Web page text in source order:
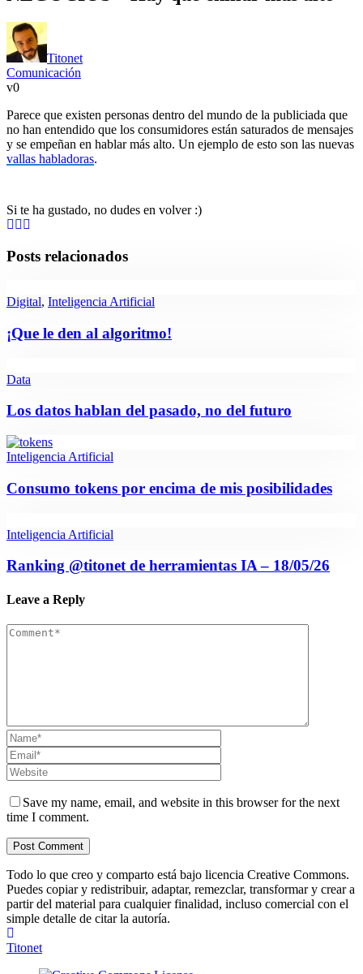
Titonet
Comunicación
0
Parece que existen personas dentro del mundo de la publiciada que
no han entendido que los consumidores están saturados de mensajes
y se empeñan en hablar más alto. Un ejemplo de esto son las nuevas
vallas habladoras.
Si te ha gustado, no dudes en volver :)
Posts relacionados
Digital, Inteligencia Artificial
¡Que le den al algoritmo!
Data
Los datos hablan del pasado, no del futuro
Inteligencia Artificial
Consumo tokens por encima de mis posibilidades
Inteligencia Artificial
Ranking @titonet de herramientas IA – 18/05/26
Leave a Reply
Save my name, email, and website in this browser for the next
time I comment.
Todo lo que creo y comparto está bajo licencia Creative Commons.
Puedes copiar y redistribuir, adaptar, remezclar, transformar y crear a
partir del material para cualquier finalidad, incluso comercial con el
simple detalle de citar la autoría.
Titonet